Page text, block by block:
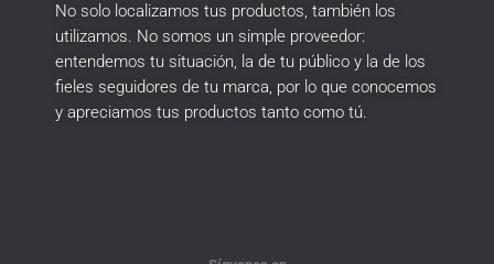
No solo localizamos tus productos, también los
utilizamos. No somos un simple proveedor:
entendemos tu situación, la de tu público y la de los
fieles seguidores de tu marca, por lo que conocemos
y apreciamos tus productos tanto como tú.